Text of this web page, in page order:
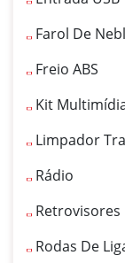
Farol De
Freio ABS
Kit
Limpador
Rádio
Retrovisores
Rodas De